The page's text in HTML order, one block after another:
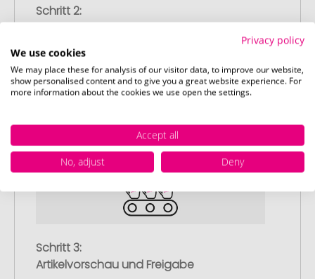
Schritt 2:
Laden Sie auf unserer
Bestellabschlussseite (Checkout) Ihr Logo
oder Motiv hoch und schließen Sie Ihre
Bestellung ab. Falls Sie gerade keine
können Sie diese gerne später
nachliefern.
Schritt 3:
Artikelvorschau und Freigabe
Privacy policy
We use cookies
We may place these for analysis of our visitor data, to improve our website,
show personalised content and to give you a great website experience. For
more information about the cookies we use open the settings.
Accept all
No, adjust
Deny